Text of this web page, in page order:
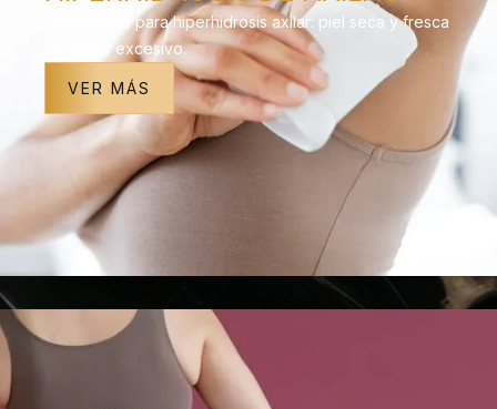
Tratamiento para hiperhidrosis axilar: piel seca y fresca
sin sudor excesivo.
VER MÁS